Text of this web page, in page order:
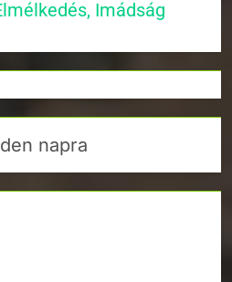
Imádság
napra